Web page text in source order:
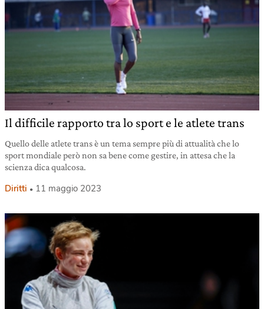
Il difficile rapporto tra lo sport e le atlete trans
Quello delle atlete trans è un tema sempre più di attualità che lo
sport mondiale però non sa bene come gestire, in attesa che la
scienza dica qualcosa.
Diritti 11 maggio 2023